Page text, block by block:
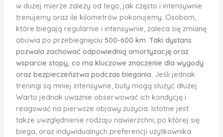
w dużej mierze zależy od tego, jak często i intensywnie
trenujemy oraz ile kilometrów pokonujemy. Osobom,
które biegają regularnie i intensywnie, zaleca się zmianę
obuwia po przebiegnięciu 500-600 km Taki dystans
pozwala zachować odpowiednią amortyzację oraz
wsparcie stopy, co ma kluczowe znaczenie dla wygody
oraz bezpieczeństwa podczas biegania. Jeśli jednak
treningi są mniej intensywne, buty mogą służyć dłużej.
Warto jednak uważnie obserwować ich kondycję i
reagować na pierwsze objawy zużycia. Istotne jest
także uwzględnienie rodzaju nawierzchni, po której się
biega, oraz indywidualnych preferencji użytkownika